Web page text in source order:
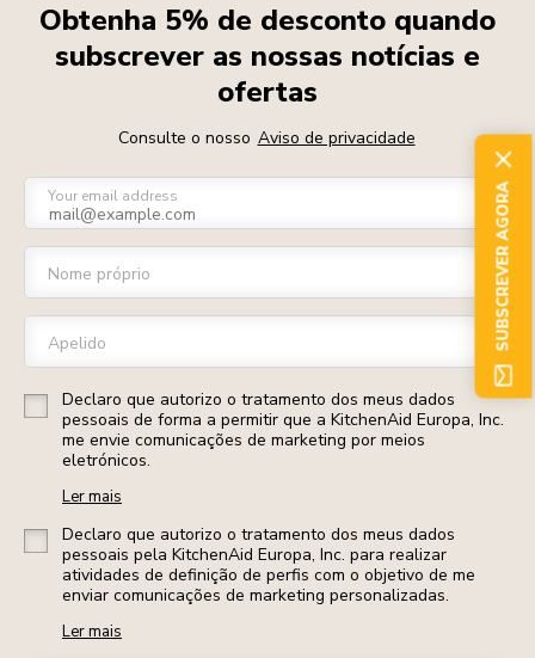
Obtenha 5% de desconto quando
subscrever as nossas notícias e
ofertas
Consulte o nosso Aviso de privacidade
Your email address
Nome próprio
Apelido
Declaro que autorizo o tratamento dos meus dados
pessoais de forma a permitir que a KitchenAid Europa, Inc.
me envie comunicações de marketing por meios
eletrónicos.
Ler mais
Declaro que autorizo o tratamento dos meus dados
pessoais pela KitchenAid Europa, Inc. para realizar
atividades de definição de perfis com o objetivo de me
enviar comunicações de marketing personalizadas.
Ler mais
SUBSCREVER AGORA